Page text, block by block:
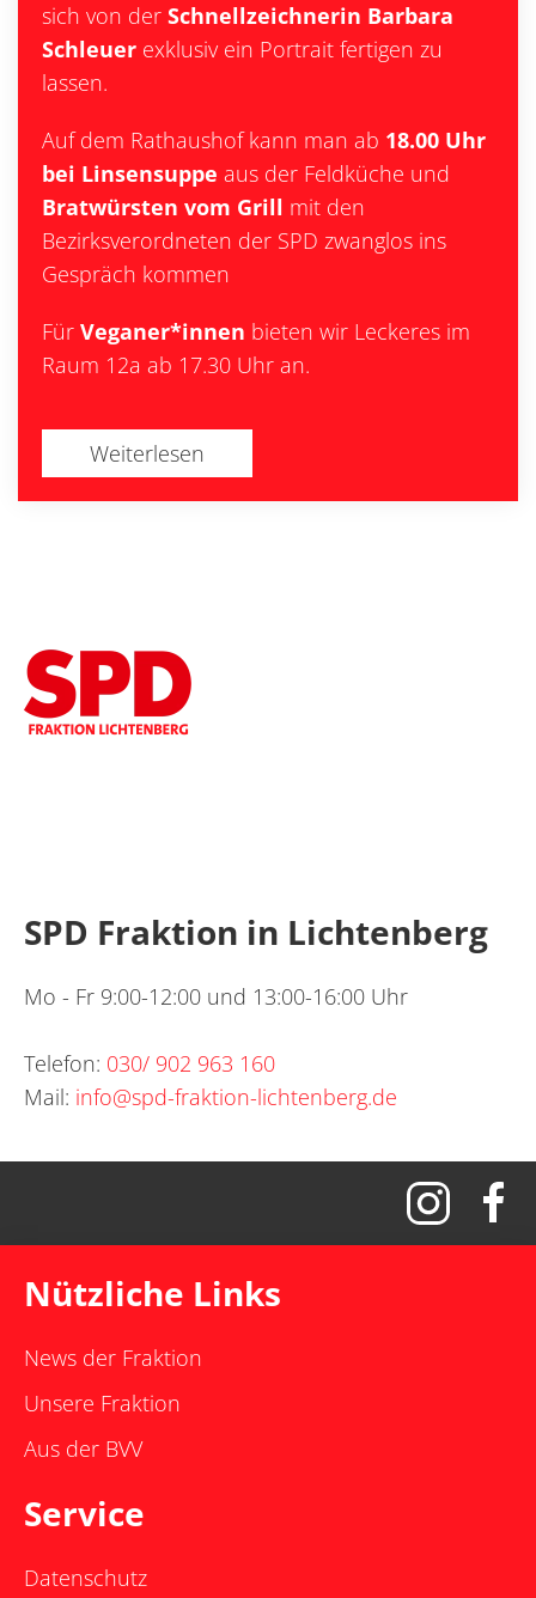
sich von der Schnellzeichnerin Barbara
Schleuer exklusiv ein Portrait fertigen zu
lassen.
Auf dem Rathaushof kann man ab 18.00 Uhr
bei Linsensuppe aus der Feldküche und
Bratwürsten vom Grill mit den
Bezirksverordneten der SPD zwanglos ins
Gespräch kommen
Für Veganer*innen bieten wir Leckeres im
Raum 12a ab 17.30 Uhr an.
Weiterlesen
SPD Fraktion in Lichtenberg
Mo - Fr 9:00-12:00 und 13:00-16:00 Uhr
Telefon: 030/ 902 963 160
Mail: info@spd-fraktion-lichtenberg.de
Nützliche Links
News der Fraktion
Unsere Fraktion
Aus der BVV
Service
Datenschutz